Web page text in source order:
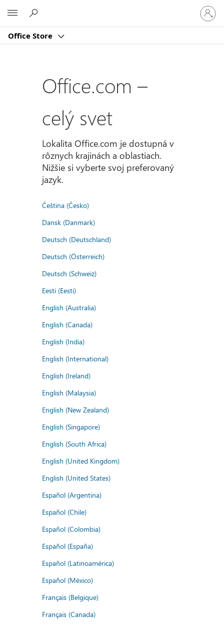
Office Store
sa
k
kontu
Office.com –
celý svet
Lokalita Office.com je dostupná v
rôznych krajinách a oblastiach.
Nižšie si vyberte svoj preferovaný
jazyk.
Čeština (Česko)
Dansk (Danmark)
Deutsch (Deutschland)
Deutsch (Österreich)
Deutsch (Schweiz)
Eesti (Eesti)
English (Australia)
English (Canada)
English (India)
English (International)
English (Ireland)
English (Malaysia)
English (New Zealand)
English (Singapore)
English (South Africa)
English (United Kingdom)
English (United States)
Español (Argentina)
Español (Chile)
Español (Colombia)
Español (España)
Español (Latinoamérica)
Español (México)
Français (Belgique)
Français (Canada)